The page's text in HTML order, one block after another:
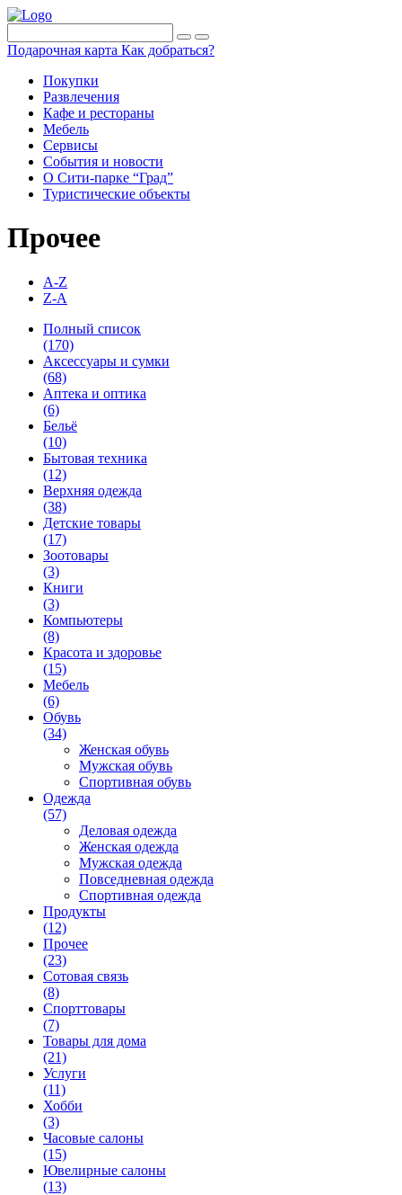
Подарочная карта Как добраться?
Покупки
Развлечения
Кафе и рестораны
Мебель
Сервисы
События и новости
О Сити-парке “Град”
Туристические объекты
Прочее
A-Z
Z-A
Полный список
(170)
Аксессуары и сумки
(68)
Аптека и оптика
(6)
Бельё
(10)
Бытовая техника
(12)
Верхняя одежда
(38)
Детские товары
(17)
Зоотовары
(3)
Книги
(3)
Компьютеры
(8)
Красота и здоровье
(15)
Мебель
(6)
Обувь
(34)
Женская обувь
Мужская обувь
Спортивная обувь
Одежда
(57)
Деловая одежда
Женская одежда
Мужская одежда
Повседневная одежда
Спортивная одежда
Продукты
(12)
Прочее
(23)
Сотовая связь
(8)
Спорттовары
(7)
Товары для дома
(21)
Услуги
(11)
Хобби
(3)
Часовые салоны
(15)
Ювелирные салоны
(13)